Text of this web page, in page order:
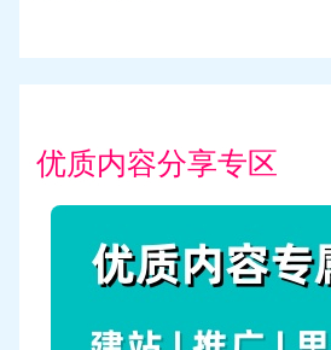
优质内容分享专区